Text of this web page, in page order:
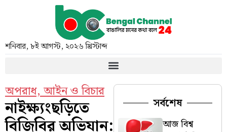
শনিবার,৮ই আগস্ট, ২০২৬ খ্রিস্টাব্দ
অপরাধ,আইন ও বিচার
নাইক্ষ্যংছড়িতে
বিজিবির অভিযান:
সর্বশেষ
আজ বিশ্ব